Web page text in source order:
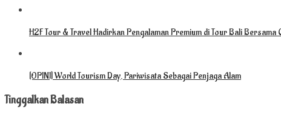
H2F Tour & Travel Hadirkan Pengalaman Premium di Tour Bali
[OPINI] World Tourism Day, Pariwisata Sebagai Penjaga Alam
Tinggalkan Balasan